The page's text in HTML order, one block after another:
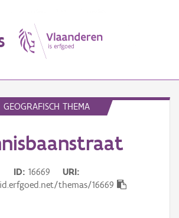
GEOGRAFISCH THEMA
ID 16669
URI
themas/16669